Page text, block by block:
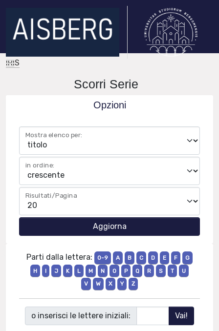
IRIS
Scorri Serie
Opzioni
Mostra elenco per:
in ordine:
Risultati/Pagina
Parti dalla lettera: 0-9 A B C D E F
G
H
I J K L M N O P Q R S T
U
V
W X Y Z
o inserisci le lettere iniziali: